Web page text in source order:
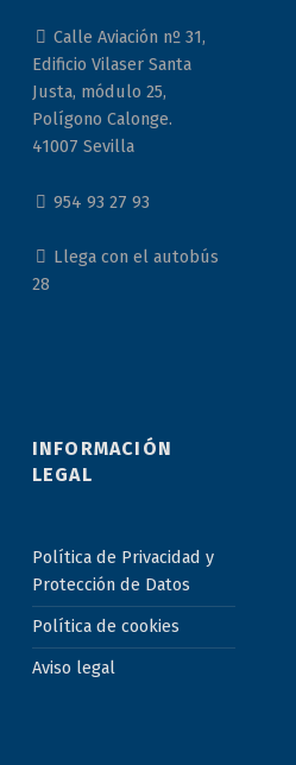
Calle Aviación nº 31,
Edificio Vilaser Santa
Justa, módulo 25,
Polígono Calonge.
41007 Sevilla
954 93 27 93
Llega con el autobús
28
INFORMACIÓN
LEGAL
Política de Privacidad y
Protección de Datos
Política de cookies
Aviso legal